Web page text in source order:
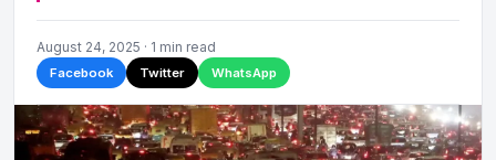
August 24, 2025 · 1 min read
Facebook Twitter WhatsApp